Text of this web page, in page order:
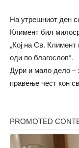
На утрешниот ден
Климент бил
„Кој на Св.
оди по благослов“.
Дури и мало дело –
правење чест кон